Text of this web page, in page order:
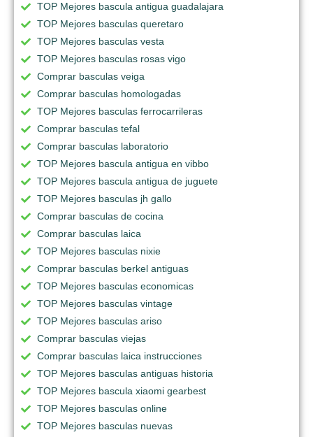
TOP Mejores bascula antigua guadalajara
TOP Mejores basculas queretaro
TOP Mejores basculas vesta
TOP Mejores basculas rosas vigo
Comprar basculas veiga
Comprar basculas homologadas
TOP Mejores basculas ferrocarrileras
Comprar basculas tefal
Comprar basculas laboratorio
TOP Mejores bascula antigua en vibbo
TOP Mejores bascula antigua de juguete
TOP Mejores basculas jh gallo
Comprar basculas de cocina
Comprar basculas laica
TOP Mejores basculas nixie
Comprar basculas berkel antiguas
TOP Mejores basculas economicas
TOP Mejores basculas vintage
TOP Mejores basculas ariso
Comprar basculas viejas
Comprar basculas laica instrucciones
TOP Mejores basculas antiguas historia
TOP Mejores bascula xiaomi gearbest
TOP Mejores basculas online
TOP Mejores basculas nuevas